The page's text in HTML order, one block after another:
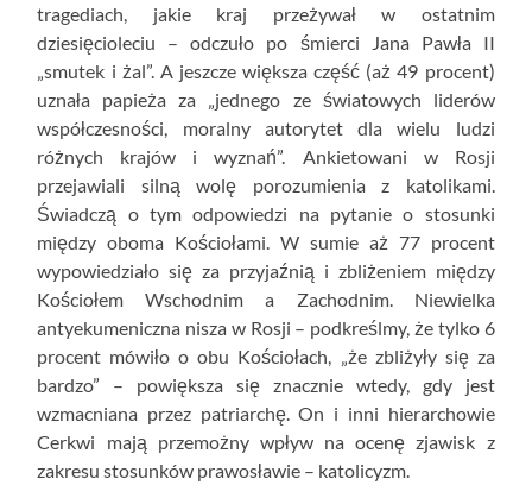
tragediach, jakie kraj przeżywał w ostatnim
dziesięcioleciu – odczuło po śmierci Jana Pawła II
„smutek i żal”. A jeszcze większa część (aż 49 procent)
uznała papieża za „jednego ze światowych liderów
współczesności, moralny autorytet dla wielu ludzi
różnych krajów i wyznań”. Ankietowani w Rosji
przejawiali silną wolę porozumienia z katolikami.
Świadczą o tym odpowiedzi na pytanie o stosunki
między oboma Kościołami. W sumie aż 77 procent
wypowiedziało się za przyjaźnią i zbliżeniem między
Kościołem Wschodnim a Zachodnim. Niewielka
antyekumeniczna nisza w Rosji – podkreślmy, że tylko 6
procent mówiło o obu Kościołach, „że zbliżyły się za
bardzo” – powiększa się znacznie wtedy, gdy jest
wzmacniana przez patriarchę. On i inni hierarchowie
Cerkwi mają przemożny wpływ na ocenę zjawisk z
zakresu stosunków prawosławie – katolicyzm.